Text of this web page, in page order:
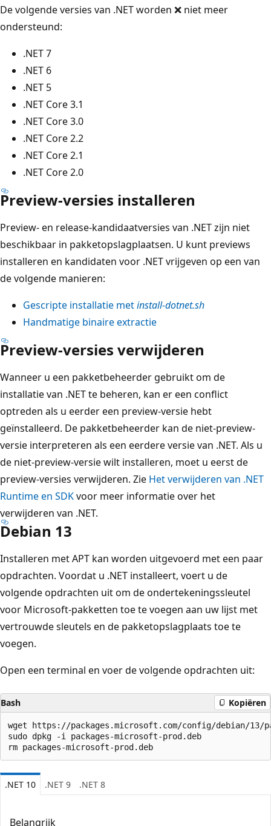
De volgende versies van .NET worden ❌ niet meer
ondersteund:
.NET 7
.NET 6
.NET 5
.NET Core 3.1
.NET Core 3.0
.NET Core 2.2
.NET Core 2.1
.NET Core 2.0
Preview-versies installeren
Preview- en release-kandidaatversies van .NET zijn niet
beschikbaar in pakketopslagplaatsen. U kunt previews
installeren en kandidaten voor .NET vrijgeven op een van
de volgende manieren:
Gescripte installatie metinstall-dotnet.sh
Handmatige binaire extractie
Preview-versies verwijderen
Wanneer u een pakketbeheerder gebruikt om de
installatie van .NET te beheren, kan er een conflict
optreden als u eerder een preview-versie hebt
geïnstalleerd. De pakketbeheerder kan de niet-preview-
versie interpreteren als een eerdere versie van .NET. Als u
de niet-preview-versie wilt installeren, moet u eerst de
preview-versies verwijderen. Zie Het verwijderen van .NET
Runtime en SDKvoor meer informatie over het
verwijderen van .NET.
Debian 13
Installeren met APT kan worden uitgevoerd met een paar
opdrachten. Voordat u .NET installeert, voert u de
volgende opdrachten uit om de ondertekeningssleutel
voor Microsoft-pakketten toe te voegen aan uw lijst met
vertrouwde sleutels en de pakketopslagplaats toe te
voegen.
Open een terminal en voer de volgende opdrachten uit:
Bash Kopiëren
wget https://packages.microsoft.com/config/debian/13/
sudo dpkg -i packages-microsoft-prod.deb
.NET 10 .NET 9 .NET 8
Belangrijk